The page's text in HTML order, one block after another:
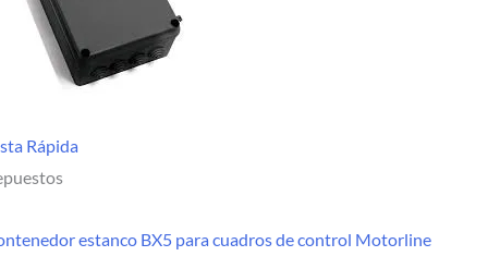
Rápida
estanco BX5 para cuadros de control Motorline